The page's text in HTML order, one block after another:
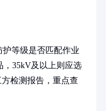
护等级是否匹配作业
，35kV及以上则应选
检测报告，重点查